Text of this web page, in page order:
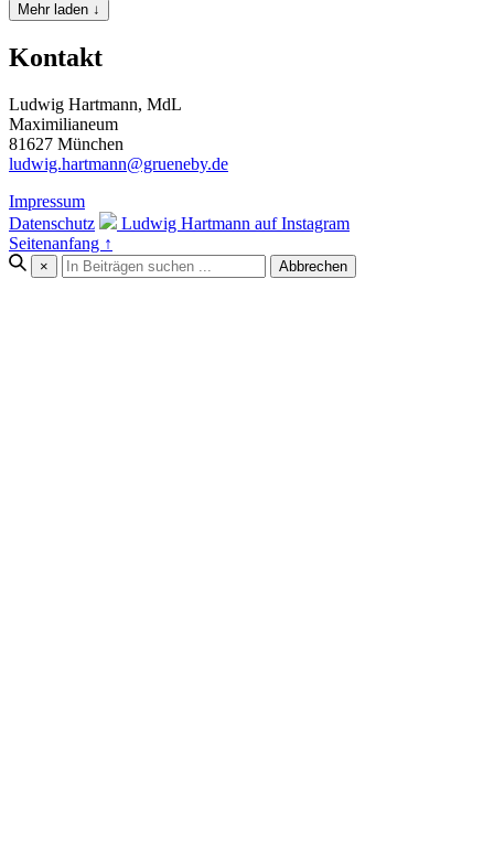
Mehr laden ↓
Kontakt
Ludwig Hartmann, MdL
Maximilianeum
81627 München
ludwig.hartmann@grueneby.de
Impressum
Datenschutz
Ludwig Hartmann auf Instagram
Seitenanfang ↑
× Abbrechen